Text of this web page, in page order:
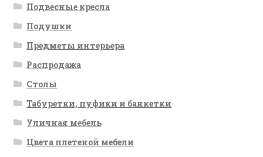
Подвесные кресла
Подушки
Предметы интерьера
Распродажа
Столы
Табуретки, пуфики и банкетки
Уличная мебель
Цвета плетеной мебели